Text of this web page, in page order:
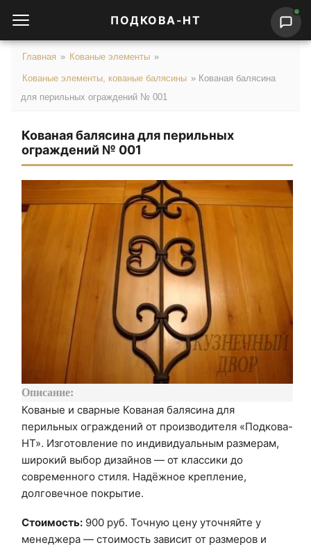
ПОДКОВА-НТ
Главная » Кованые элементы »
Кованые элементы, кованые балясины » Кованая балясина
для перильных ограждений № 001
Кованая балясина для перильных
ограждений № 001
Описание:
Кованые и сварные Кованая балясина для
перильных ограждений от производителя «Подкова-
НТ». Изготовление по индивидуальным размерам,
широкий выбор дизайнов — от классики до
современного стиля. Надёжное крепление,
долговечное покрытие.
Стоимость: 900 руб. Точную цену уточняйте у
менеджера — стоимость зависит от размеров и